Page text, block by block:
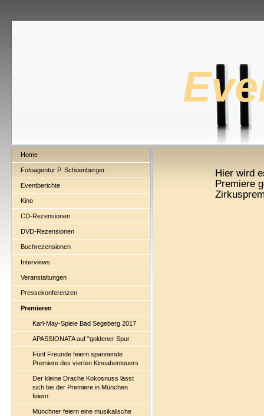
Home
Fotoagentur P. Schoenberger
Eventberichte
Kino
CD-Rezensionen
DVD-Rezensionen
Buchrezensionen
Interviews
Veranstaltungen
Pressekonferenzen
Premieren
Karl-May-Spiele Bad Segeberg 2017
APASSIONATA auf "goldener Spur
Fünf Freunde feiern spannende
Premiere des vierten Kinoabenteuers
Der kleine Drache Kokosnuss lässt
sich bei der Premiere in München
feiern
Münchner feiern eine musikalische
Hier wird
Premiere